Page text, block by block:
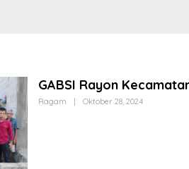
GABSI Rayon
Ragam Oktober 28, 2024Oleh